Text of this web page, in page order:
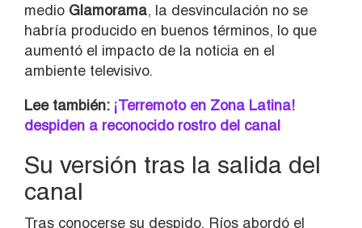
medio Glamorama, la desvinculación no se
habría producido en buenos términos, lo que
aumentó el impacto de la noticia en el
ambiente televisivo.
Lee también:¡Terremoto en Zona Latina!
despiden a reconocido rostro del canal
Su versión tras la salida del
canal
Tras conocerse su despido, Ríos abordó el